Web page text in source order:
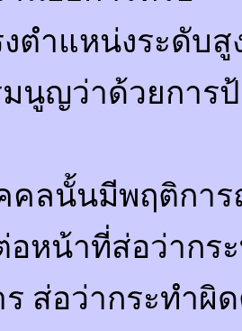
ตำแหน่งระดับ
มนูญว่าด้วยการ
คลนั้นมีพฤติการ
อหน้าที่ส่อว่ากร
ร ส่อว่ากระทำผิ